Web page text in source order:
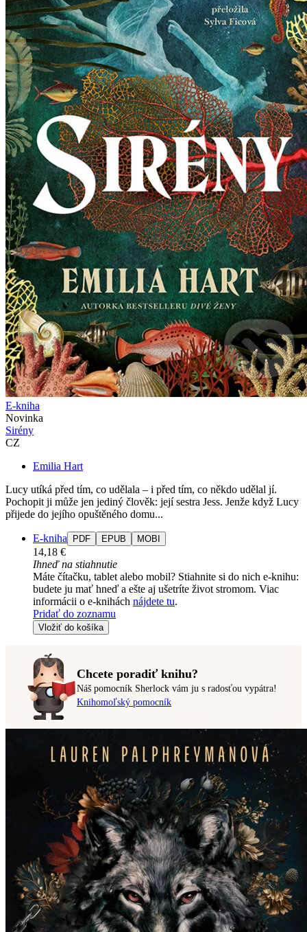
E-kniha
Novinka
Sirény
CZ
Emilia Hart
Lucy utíká před tím, co udělala – i před tím, co někdo udělal jí.
Pochopit ji může jen jediný člověk: její sestra Jess. Jenže když Lucy
přijede do jejího opuštěného domu...
E-kniha PDF EPUB MOBI
14,18 €
Ihneď na stiahnutie
Máte čítačku, tablet alebo mobil? Stiahnite si do nich e-knihu:
budete ju mať hneď a ešte aj ušetríte život stromom. Viac
informácii o e-knihách nájdete tu.
Pridať do zoznamu
Vložiť do košíka
Chcete poradiť knihu?
Náš pomocník Sherlock vám ju s radosťou vypátra!
Knihomoľský pomocník